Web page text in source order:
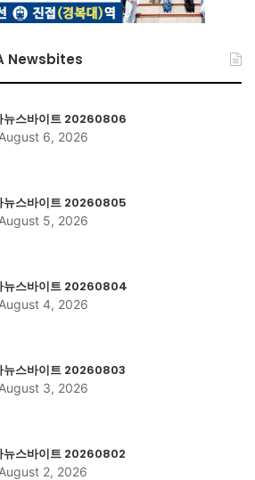
Newsbites
뉴스바이트 20260806
August 6, 2026
뉴스바이트 20260805
August 5, 2026
뉴스바이트 20260804
August 4, 2026
뉴스바이트 20260803
August 3, 2026
뉴스바이트 20260802
August 2, 2026